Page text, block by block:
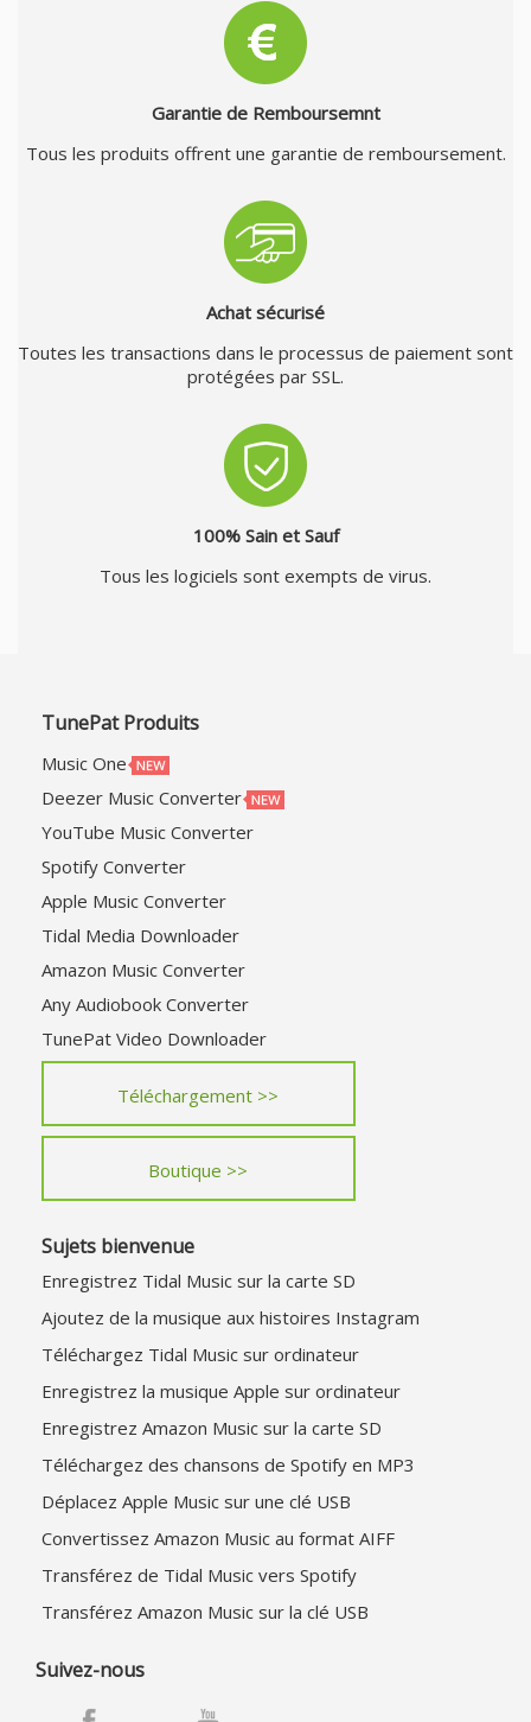
Garantie de Remboursemnt
Tous les produits offrent une garantie de remboursement.
Achat sécurisé
Toutes les transactions dans le processus de paiement sont
protégées par SSL.
100% Sain et Sauf
Tous les logiciels sont exempts de virus.
TunePat Produits
Music One
Deezer Music Converter
YouTube Music Converter
Spotify Converter
Apple Music Converter
Tidal Media Downloader
Amazon Music Converter
Any Audiobook Converter
TunePat Video Downloader
Téléchargement >>
Boutique >>
Sujets bienvenue
Enregistrez Tidal Music sur la carte SD
Ajoutez de la musique aux histoires Instagram
Téléchargez Tidal Music sur ordinateur
Enregistrez la musique Apple sur ordinateur
Enregistrez Amazon Music sur la carte SD
Téléchargez des chansons de Spotify en MP3
Déplacez Apple Music sur une clé USB
Convertissez Amazon Music au format AIFF
Transférez de Tidal Music vers Spotify
Transférez Amazon Music sur la clé USB
Suivez-nous